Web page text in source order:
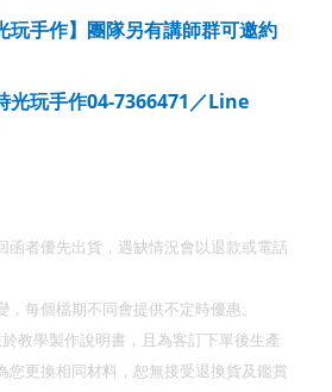
手作】團隊另有講師群可邀約
光玩手作04-7366471 ／Line
函者優先出貨，遇缺情況會以退款或電話
，每個檔期不同會提供不定時優惠。
教學製作說明書，且為客訂下單後生產
您更換相同材料，恕無接受退換貨及鑑賞